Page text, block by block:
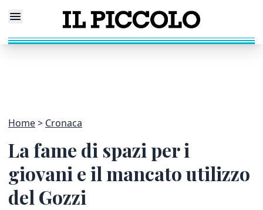
Home Cronaca
La fame di spazi per i
giovani e il mancato utilizzo
del Gozzi